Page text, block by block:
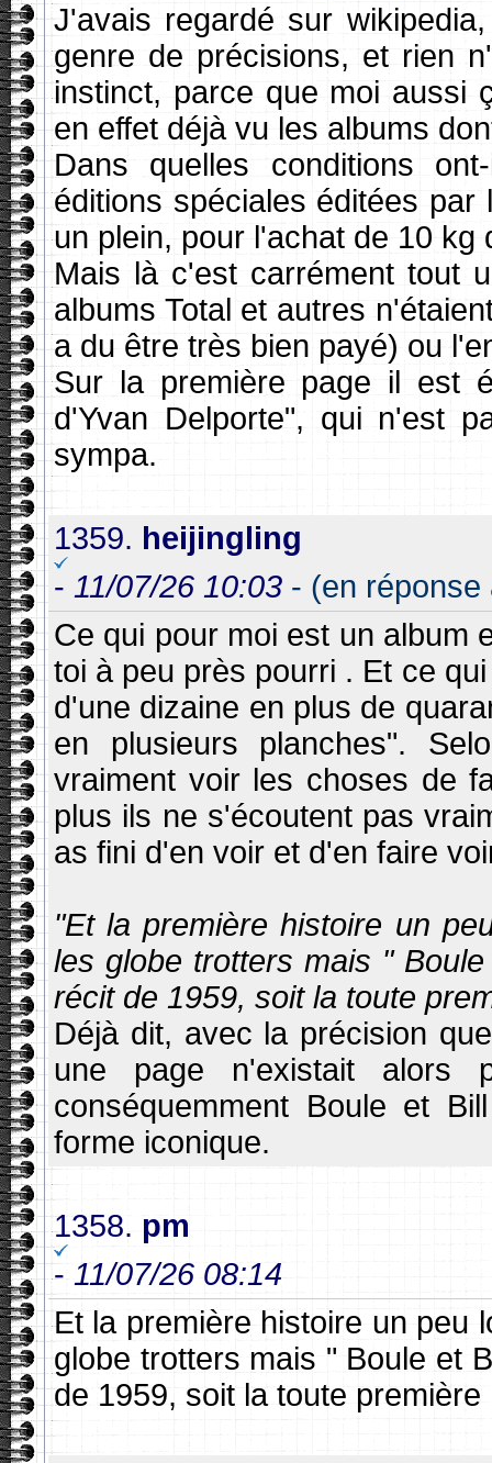
J'avais regardé sur
genre de précisions, et rien
instinct, parce que moi aussi
en effet déjà vu les albums
Dans quelles conditions
éditions spéciales éditées
un plein, pour l'achat de 10 kg
Mais là c'est carrément tout
albums Total et autres
a du être très bien payé) ou
Sur la première page il est
d'Yvan Delporte", qui n'est
sympa.
1359. heijingling
- 11/07/26 10:03 - (en réponse
Ce qui pour moi est un album
toi à peu près pourri . Et ce
d'une dizaine en plus de
en plusieurs planches".
vraiment voir les choses de
plus ils ne s'écoutent pas
as fini d'en voir et d'en faire
"Et la première histoire un
les globe trotters mais "
récit de 1959, soit la toute
Déjà dit, avec la précision
une page n'existait alors
conséquemment Boule et
forme iconique.
1358. pm
- 11/07/26 08:14
Et la première histoire un peu
globe trotters mais " Boule et
de 1959, soit la toute